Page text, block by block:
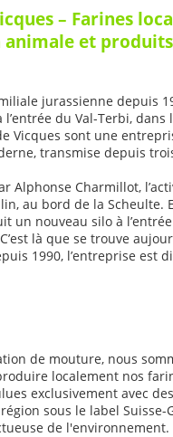
– Farines
et
jurassienne depuis
l’entrée du Val-Terbi, dans
Vicques sont une
transmise depuis
Alphonse Charmillot,
au bord de la Scheulte.
un nouveau silo à
là que se trouve
1990, l’entreprise est
de mouture, nous
localement nos
exclusivement avec
sous le label Suisse-
de l'environnement.